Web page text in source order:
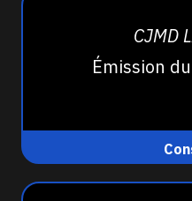
CJMD
Émission